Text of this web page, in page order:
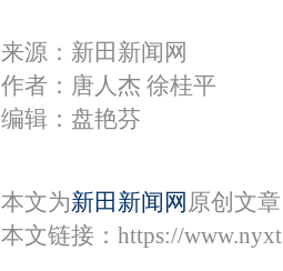
来源：新田新闻网
作者：唐人杰 徐桂平
编辑：盘艳芬
本文为新田新闻网 原创文
本文链接： https://